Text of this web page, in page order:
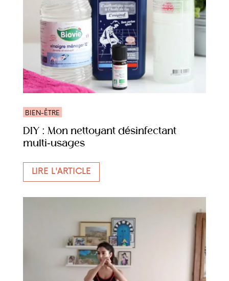
BIEN-ÊTRE
DIY : Mon nettoyant désinfectant
multi-usages
LIRE L'ARTICLE